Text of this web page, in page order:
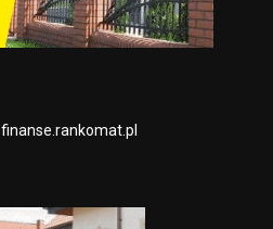
finanse.rankomat.pl